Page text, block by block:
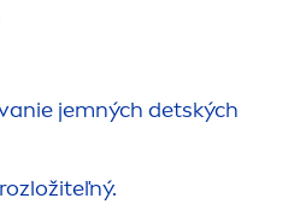
jemných detských